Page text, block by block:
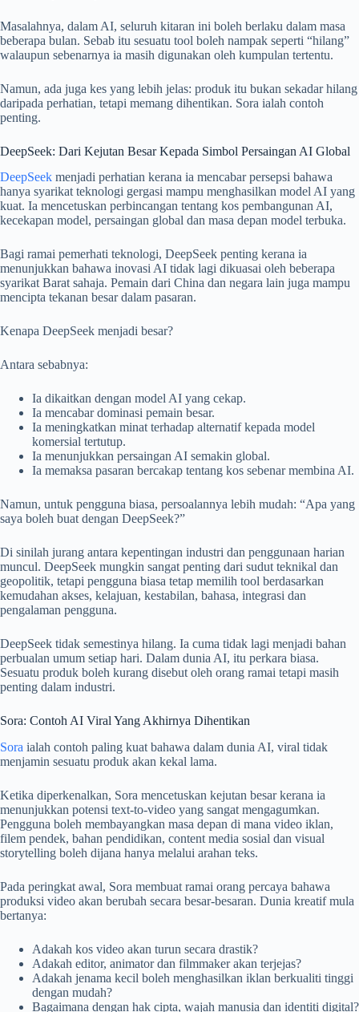
Masalahnya, dalam AI, seluruh kitaran ini boleh berlaku dalam masa
beberapa bulan. Sebab itu sesuatu tool boleh nampak seperti “hilang”
walaupun sebenarnya ia masih digunakan oleh kumpulan tertentu.
Namun, ada juga kes yang lebih jelas: produk itu bukan sekadar hilang
daripada perhatian, tetapi memang dihentikan. Sora ialah contoh
penting.
DeepSeek: Dari Kejutan Besar Kepada Simbol Persaingan AI Global
DeepSeek menjadi perhatian kerana ia mencabar persepsi bahawa
hanya syarikat teknologi gergasi mampu menghasilkan model AI yang
kuat. Ia mencetuskan perbincangan tentang kos pembangunan AI,
kecekapan model, persaingan global dan masa depan model terbuka.
Bagi ramai pemerhati teknologi, DeepSeek penting kerana ia
menunjukkan bahawa inovasi AI tidak lagi dikuasai oleh beberapa
syarikat Barat sahaja. Pemain dari China dan negara lain juga mampu
mencipta tekanan besar dalam pasaran.
Kenapa DeepSeek menjadi besar?
Antara sebabnya:
Ia dikaitkan dengan model AI yang cekap.
Ia mencabar dominasi pemain besar.
Ia meningkatkan minat terhadap alternatif kepada model
komersial tertutup.
Ia menunjukkan persaingan AI semakin global.
Ia memaksa pasaran bercakap tentang kos sebenar membina AI.
Namun, untuk pengguna biasa, persoalannya lebih mudah: “Apa yang
saya boleh buat dengan DeepSeek?”
Di sinilah jurang antara kepentingan industri dan penggunaan harian
muncul. DeepSeek mungkin sangat penting dari sudut teknikal dan
geopolitik, tetapi pengguna biasa tetap memilih tool berdasarkan
kemudahan akses, kelajuan, kestabilan, bahasa, integrasi dan
pengalaman pengguna.
DeepSeek tidak semestinya hilang. Ia cuma tidak lagi menjadi bahan
perbualan umum setiap hari. Dalam dunia AI, itu perkara biasa.
Sesuatu produk boleh kurang disebut oleh orang ramai tetapi masih
penting dalam industri.
Sora: Contoh AI Viral Yang Akhirnya Dihentikan
Sora ialah contoh paling kuat bahawa dalam dunia AI, viral tidak
menjamin sesuatu produk akan kekal lama.
Ketika diperkenalkan, Sora mencetuskan kejutan besar kerana ia
menunjukkan potensi text-to-video yang sangat mengagumkan.
Pengguna boleh membayangkan masa depan di mana video iklan,
filem pendek, bahan pendidikan, content media sosial dan visual
storytelling boleh dijana hanya melalui arahan teks.
Pada peringkat awal, Sora membuat ramai orang percaya bahawa
produksi video akan berubah secara besar-besaran. Dunia kreatif mula
bertanya:
Adakah kos video akan turun secara drastik?
Adakah editor, animator dan filmmaker akan terjejas?
Adakah jenama kecil boleh menghasilkan iklan berkualiti tinggi
dengan mudah?
Bagaimana dengan hak cipta, wajah manusia dan identiti digital?